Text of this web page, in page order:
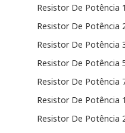
Resistor De Potência
Resistor De Potência
Resistor De Potência
Resistor De Potência
Resistor De Potência
Resistor De Potência
Resistor De Potência